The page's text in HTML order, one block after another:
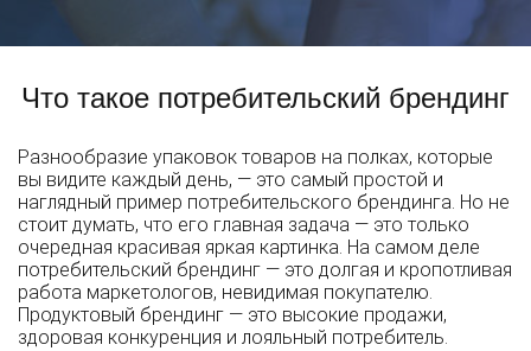
Что такое потребительский брендинг
Разнообразие упаковок товаров на полках, которые
вы видите каждый день, — это самый простой и
наглядный пример потребительского брендинга. Но не
стоит думать, что его главная задача — это только
очередная красивая яркая картинка. На самом деле
потребительский брендинг — это долгая и кропотливая
работа маркетологов, невидимая покупателю.
Продуктовый брендинг — это высокие продажи,
здоровая конкуренция и лояльный потребитель.